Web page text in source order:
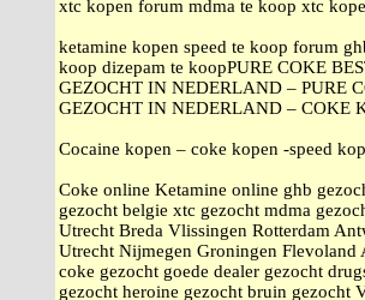
xtc kopen forum mdma te koop xtc
ketamine kopen speed te koop forum
koop dizepam te koopPURE COKE
GEZOCHT IN NEDERLAND – PURE
GEZOCHT IN NEDERLAND – COKE
Cocaine kopen – coke kopen -speed
Coke online Ketamine online ghb
gezocht belgie xtc gezocht mdma
Utrecht Breda Vlissingen Rotterdam
Utrecht Nijmegen Groningen Flevoland
coke gezocht goede dealer gezocht
gezocht heroine gezocht bruin gezocht